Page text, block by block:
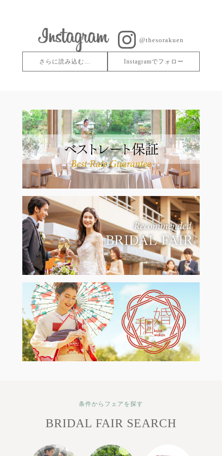
@thesorakuen
さらに読み込む… Instagramでフォロー
条件からフェアを探す
BRIDAL FAIR SEARCH